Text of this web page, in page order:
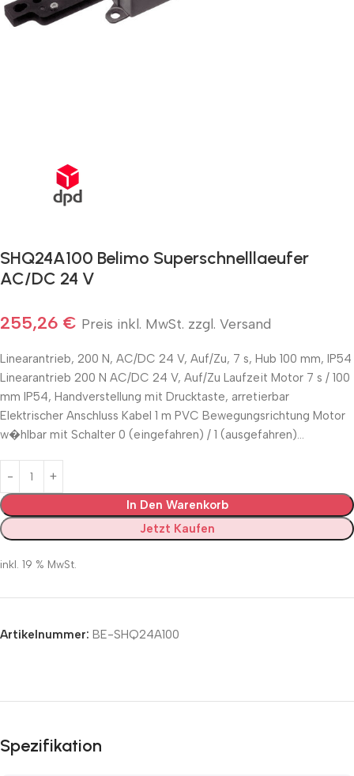
SHQ24A100 Belimo Superschnelllaeufer
AC/DC 24 V
255,26 € Preis inkl. MwSt. zzgl. Versand
Linearantrieb, 200 N, AC/DC 24 V, Auf/Zu, 7 s, Hub 100 mm, IP54
Linearantrieb 200 N AC/DC 24 V, Auf/Zu Laufzeit Motor 7 s / 100
mm IP54, Handverstellung mit Drucktaste, arretierbar
Elektrischer Anschluss Kabel 1 m PVC Bewegungsrichtung Motor
w�hlbar mit Schalter 0 (eingefahren) / 1 (ausgefahren)…
In Den Warenkorb
Jetzt Kaufen
inkl. 19 % MwSt.
Artikelnummer: BE-SHQ24A100
Spezifikation